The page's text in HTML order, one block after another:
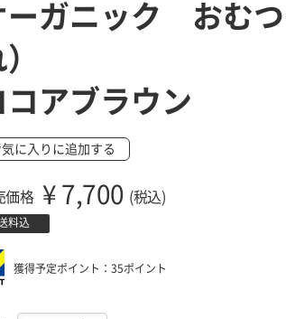
ーガニック おむつ
コアブラウン
気に入りに追加する
価格 ¥ 7,700 (税込)
料込
獲得予定ポイント：35ポイント